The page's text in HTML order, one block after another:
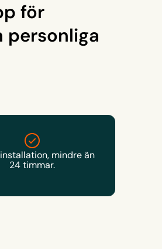
för
personliga
mindre än
24 timmar.